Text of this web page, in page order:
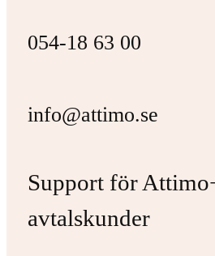
054-18 63 00
info@attimo.se
Support för
avtalskunder